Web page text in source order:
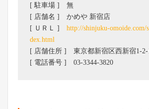
[ 駐車場 ] 無
[ 店舗名 ] かめや 新宿店
[ ＵＲＬ ] http://shinjuku-omoide.com/
dex.html
[ 店舗住所 ] 東京都新宿区西新宿1-2-
[ 電話番号 ] 03-3344-3820